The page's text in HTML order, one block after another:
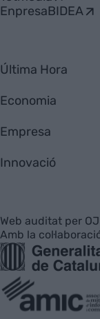
EnpresaBIDEA
Última Hora
Economia
Empresa
Innovació
Web auditat per
Amb la